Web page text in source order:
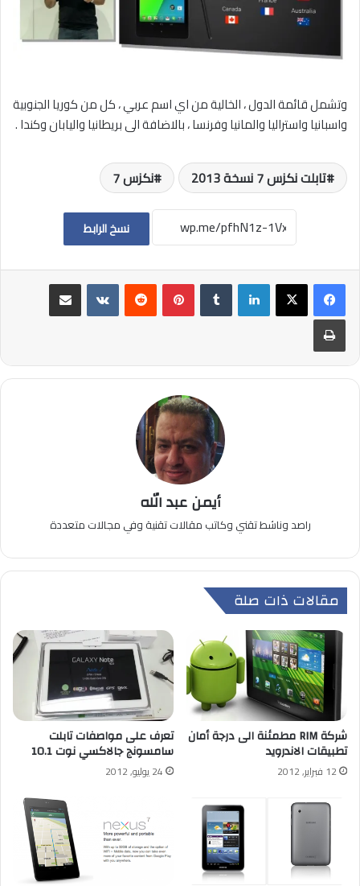
وتشمل قائمة الدول ، الخالية من اي اسم عربي ، كل من كوريا الجنوبية
واسبانيا واستراليا والمانيا وفرنسا ، بالاضافة الى بريطانيا واليابان وكندا .
تابلت نكزس 7 نسخة 2013 نكزس 7
نسخ الرابط
لينكدإن بينتيريست
مشاركة عبر البريد
طباعة
أيمن عبد الله
راصد وناشط تقني وكاتب مقالات تقنية وفي مجالات متعددة
مقالات ذات صلة
شركة RIM مطمئنة الى درجة أمان
تطبيقات الاندرويد
12 فبراير, 2012
تعرف على مواصفات تابلت
سامسونج جالاكسي نوت 10.1
24 يوليو, 2012